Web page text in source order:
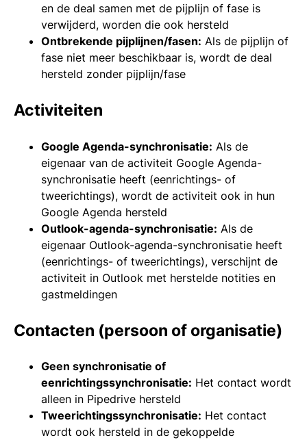
en de deal samen met de pijplijn of fase is
verwijderd, worden die ook hersteld
Ontbrekende pijplijnen/fasen: Als de pijplijn of
fase niet meer beschikbaar is, wordt de deal
hersteld zonder pijplijn/fase
Activiteiten
Google Agenda-synchronisatie: Als de
eigenaar van de activiteit Google Agenda-
synchronisatie heeft (eenrichtings- of
tweerichtings), wordt de activiteit ook in hun
Google Agenda hersteld
Outlook-agenda-synchronisatie: Als de
eigenaar Outlook-agenda-synchronisatie heeft
(eenrichtings- of tweerichtings), verschijnt de
activiteit in Outlook met herstelde notities en
gastmeldingen
Contacten (persoon of organisatie)
Geen synchronisatie of
eenrichtingssynchronisatie: Het contact wordt
alleen in Pipedrive hersteld
Tweerichtingssynchronisatie: Het contact
wordt ook hersteld in de gekoppelde